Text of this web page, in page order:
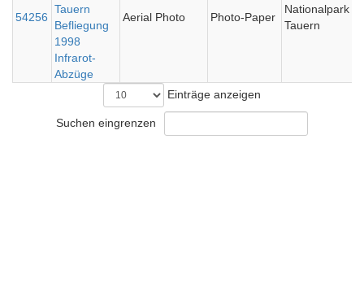
54256
Tauern
Befliegung
1998
Infrarot-
Abzüge
Aerial Photo Photo-Paper
Nationalpark
Tauern
Einträge anzeigen
Suchen eingrenzen